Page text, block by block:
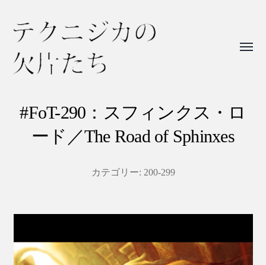
ニ
片
ち
#FoT-290：スフィンクス・ロ
ード／The Road of Sphinxes
カテゴリー: 200-299